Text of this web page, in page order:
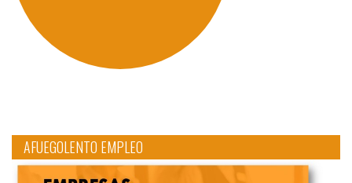
AFUEGOLENTO EMPLEO